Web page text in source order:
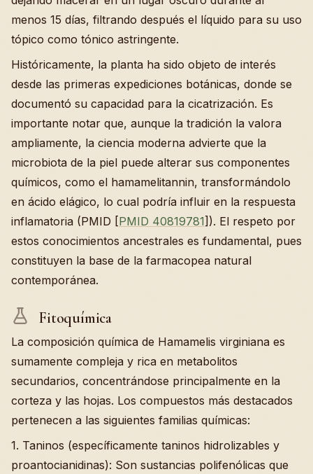
menos 15 días, filtrando después el líquido para su uso
tópico como tónico astringente.
Históricamente, la planta ha sido objeto de interés
desde las primeras expediciones botánicas, donde se
documentó su capacidad para la cicatrización. Es
importante notar que, aunque la tradición la valora
ampliamente, la ciencia moderna advierte que la
microbiota de la piel puede alterar sus componentes
químicos, como el hamamelitannin, transformándolo
en ácido elágico, lo cual podría influir en la respuesta
inflamatoria (PMID [PMID 40819781]). El respeto por
estos conocimientos ancestrales es fundamental, pues
constituyen la base de la farmacopea natural
contemporánea.
Fitoquímica
La composición química de Hamamelis virginiana es
sumamente compleja y rica en metabolitos
secundarios, concentrándose principalmente en la
corteza y las hojas. Los compuestos más destacados
pertenecen a las siguientes familias químicas:
1. Taninos (específicamente taninos hidrolizables y
proantocianidinas): Son sustancias polifenólicas que